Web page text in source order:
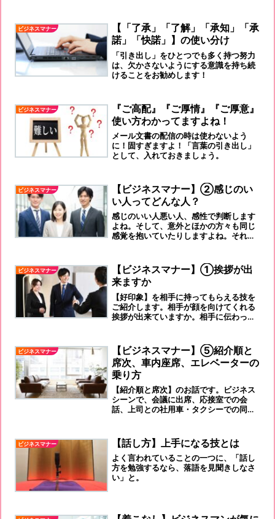
ビジネスマナー
【「了承」「了解」「承知」「承
諾」「快諾」】の使い分け
「引き出し」をひとつでも多く持つ努力
は、欠かさないようにする意識を持ち続
けることをお勧めします！
ビジネスマナー
『ご高配』『ご厚情』『ご厚意』
使い方わかってますよね！
メール文書の配信の時は使わないよう
に！固すぎますよ！「言葉の引き出し」
として、入れておきましょう。
ビジネスマナー
【ビジネスマナー】②感じのい
い人ってどんな人？
感じのいい人悪い人、感性で判断します
よね。そして、意外とほかの方々も同じ
感覚を抱いていたりしますよね。それ
してしまうからです。身なりを整えた、
清潔な人に【意識してなりましょう。】
ビジネスマナー
【ビジネスマナー】①挨拶が出
来ますか
【好印象】を相手に持ってもらえる技を
ご紹介します。相手が顔を向けてくれる
挨拶が出来ていますか。相手に伝わって
す！挨拶でこれからの社会人生が決まる
といっても過言ではありません。
ビジネスマナー
【ビジネスマナー】⑤紹介順と
席次、車内座席、エレベーターの
乗り方
【紹介順と席次】のお話です。ビジネス
シーンで、会議に出席、応接室での会
話、上司との社用車・タクシーでの同
応をお願いいたします。
ビジネスマナー 【話し方】上手になる技とは
よく言われていることの一つに、「話し
方を勉強するなら、落語を見聞きしなさ
い」と。